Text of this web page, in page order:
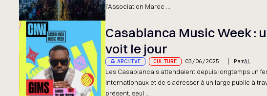
l’Association Maroc ...
Casablanca Music Week :
voit le jour
ARCHIVE CULTURE 03/06/2025 ParAL
Les Casablancais attendaient depuis longtemps un
internationaux et de s’adresser à un large public à
présent, seul ...